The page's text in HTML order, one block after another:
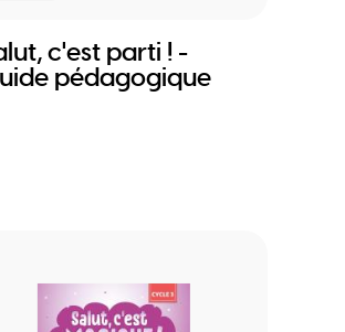
c'est parti ! -
pédagogique